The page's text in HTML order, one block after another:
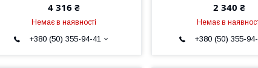
4 316 ₴
Немає в наявності
+380 (50) 355-94-41
2 340 ₴
Немає в
+380 (50) 355-94-